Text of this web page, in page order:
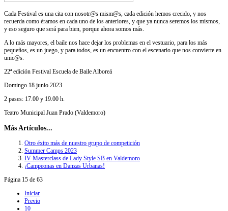
Cada Festival es una cita con nosotr@s mism@s, cada edición hemos crecido, y nos
recuerda como éramos en cada uno de los anteriores, y que ya nunca seremos los mismos,
y eso seguro que será para bien, porque ahora somos más.
A lo más mayores, el baile nos hace dejar los problemas en el vestuario, para los más
pequeños, es un juego, y para todos, es un encuentro con el escenario que nos convierte en
unic@s.
22ª edición Festival Escuela de Baile Alboreá
Domingo 18 junio 2023
2 pases: 17.00 y 19.00 h.
Teatro Municipal Juan Prado (Valdemoro)
Más Artículos...
Otro éxito más de nuestro grupo de competición
Summer Camps 2023
IV Masterclass de Lady Style SB en Valdemoro
¡Campeonas en Danzas Urbanas!
Página 15 de 63
Iniciar
Previo
10